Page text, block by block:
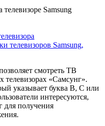
телевизоров Samsung,
смотреть ТВ
телевизорах «Самсунг».
указывает буква B, С или
интересуются,
для получения